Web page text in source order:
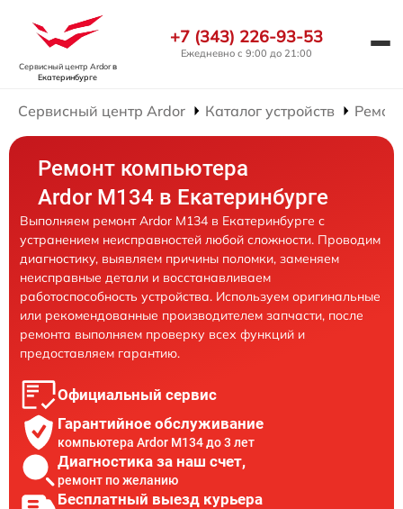
Сервисный центр Ardorв
Екатеринбурге
+7 (343) 226-93-53
Ежедневно с 9:00 до 21:00
Сервисный центр Ardor Каталог устройств
Ремонт компьютера
Ardor M134 в Екатеринбурге
Выполняем ремонт Ardor M134 в Екатеринбурге с
устранением неисправностей любой сложности. Проводим
диагностику, выявляем причины поломки, заменяем
неисправные детали и восстанавливаем
работоспособность устройства. Используем оригинальные
или рекомендованные производителем запчасти, после
ремонта выполняем проверку всех функций и
предоставляем гарантию.
Официальный сервис
Гарантийное обслуживание
компьютера Ardor M134 до 3 лет
Диагностика за наш счет,
ремонт по желанию
Бесплатный выезд курьера